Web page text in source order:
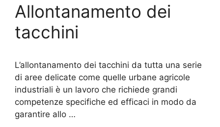
Allontanamento dei
tacchini
L’allontanamento dei tacchini da tutta una serie
di aree delicate come quelle urbane agricole
industriali è un lavoro che richiede grandi
competenze specifiche ed efficaci in modo da
garantire allo …